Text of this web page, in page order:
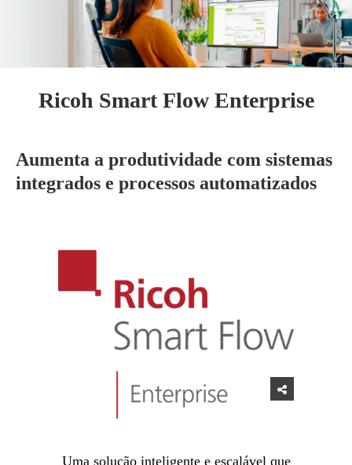
Ricoh Smart Flow Enterprise
Aumenta a produtividade com sistemas
integrados e processos automatizados
Uma solução inteligente e escalável que